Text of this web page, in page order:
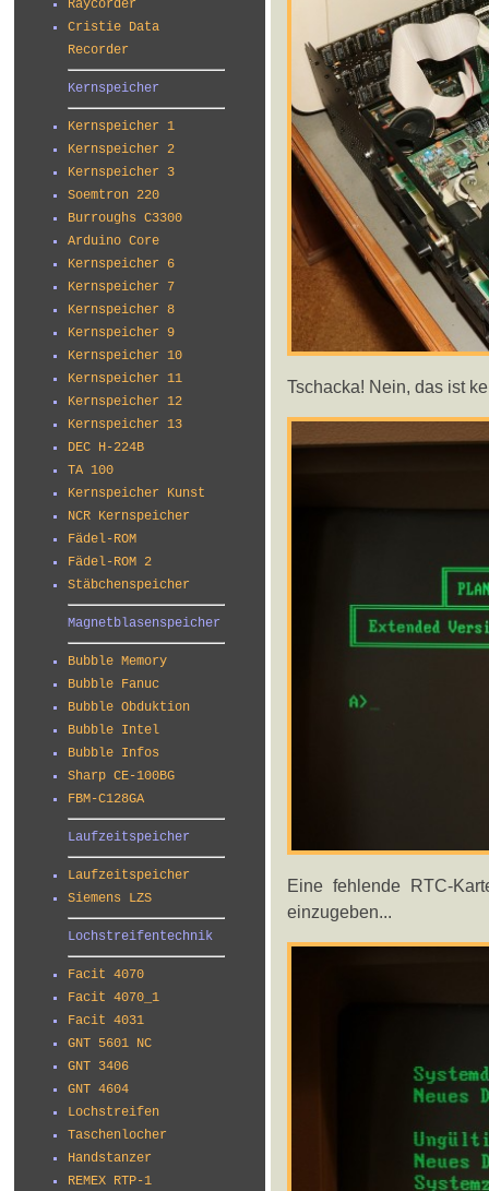
Raycorder
Cristie Data
Recorder
Kernspeicher
Kernspeicher 1
Kernspeicher 2
Kernspeicher 3
Soemtron 220
Burroughs C3300
Arduino Core
Kernspeicher 6
Kernspeicher 7
Kernspeicher 8
Kernspeicher 9
Kernspeicher 10
Kernspeicher 11
Kernspeicher 12
Kernspeicher 13
DEC H-224B
TA 100
Kernspeicher Kunst
NCR Kernspeicher
Fädel-ROM
Fädel-ROM 2
Stäbchenspeicher
Magnetblasenspeicher
Bubble Memory
Bubble Fanuc
Bubble Obduktion
Bubble Intel
Bubble Infos
Sharp CE-100BG
FBM-C128GA
Laufzeitspeicher
Laufzeitspeicher
Siemens LZS
Lochstreifentechnik
Facit 4070
Facit 4070_1
Facit 4031
GNT 5601 NC
GNT 3406
GNT 4604
Lochstreifen
Taschenlocher
Handstanzer
REMEX RTP-1
Tschacka! Nein, das ist
Eine fehlende RTC-
einzugeben...